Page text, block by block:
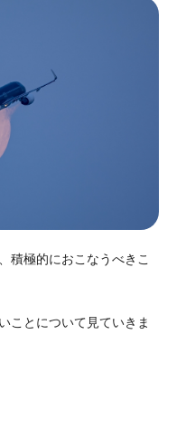
積極的におこなうべきこ
ことについて見ていきま